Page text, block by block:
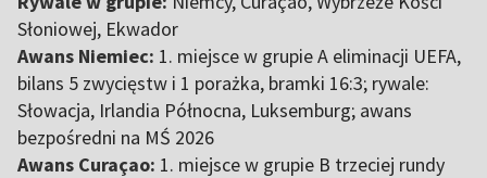
Słoniowej, Ekwador
Awans Niemiec: 1. miejsce w grupie A eliminacji UEFA,
bilans 5 zwycięstw i 1 porażka, bramki 16:3; rywale:
Słowacja, Irlandia Północna, Luksemburg; awans
bezpośredni na MŚ 2026
Awans Curaçao: 1. miejsce w grupie B trzeciej rundy